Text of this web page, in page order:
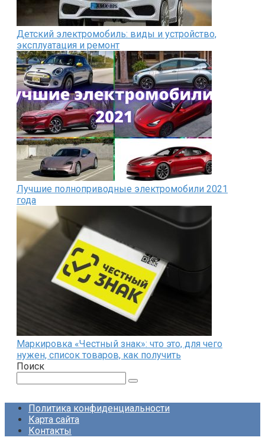
Детский электромобиль: виды и устройство,
эксплуатация и ремонт
Лучшие полноприводные электромобили 2021
года
Маркировка «Честный знак»: что это, для чего
нужен, список товаров, как получить
Поиск
Политика конфиденциальности
Карта сайта
Контакты